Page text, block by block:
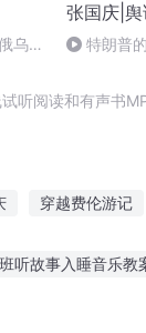
乌冲
张国庆|
特朗普
听阅读和有声书
穿越费伦游记
听故事入睡音乐教